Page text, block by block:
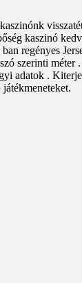
kaszinó
regényes
szerinti méter
adatok .